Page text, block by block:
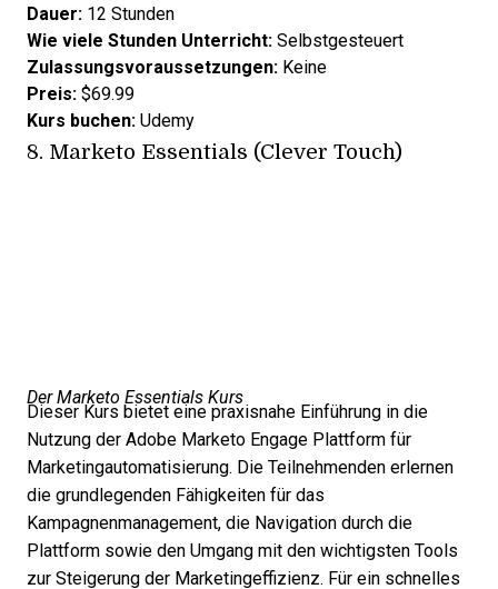
Dauer: 12 Stunden
Wie viele Stunden Unterricht: Selbstgesteuert
Zulassungsvoraussetzungen: Keine
Preis: $69.99
Kurs buchen: Udemy
8. Marketo Essentials (Clever Touch)
Der Marketo Essentials Kurs
Dieser Kurs bietet eine praxisnahe Einführung in die
Nutzung der Adobe Marketo Engage Plattform für
Marketingautomatisierung. Die Teilnehmenden erlernen
die grundlegenden Fähigkeiten für das
Kampagnenmanagement, die Navigation durch die
Plattform sowie den Umgang mit den wichtigsten Tools
zur Steigerung der Marketingeffizienz. Für ein schnelles